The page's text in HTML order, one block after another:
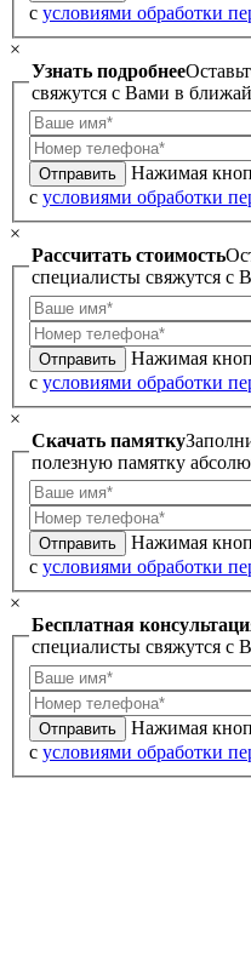
с условиями обработки
×
Узнать подробнее
свяжутся с Вами в
Отправить
Нажимая
с условиями обработки
×
Рассчитать стоимость
специалисты свяжутся с
Отправить
Нажимая
с условиями обработки
×
Скачать памятку
полезную памятку
Отправить
Нажимая
с условиями обработки
×
Бесплатная
специалисты свяжутся с
Отправить
Нажимая
с условиями обработки